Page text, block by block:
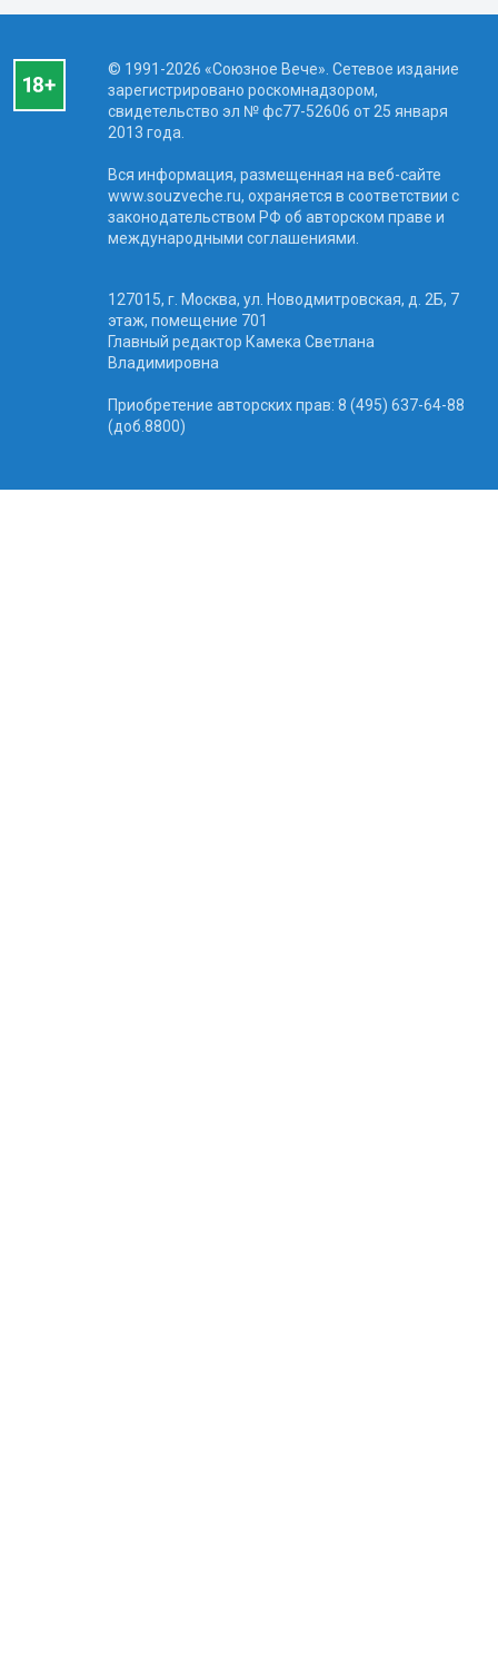
© 1991-2026 «Союзное Вече». Сетевое издание
зарегистрировано роскомнадзором,
свидетельство эл № фc77-52606 от 25 января
2013 года.
Вся информация, размещенная на веб-сайте
www.souzveche.ru, охраняется в соответствии с
законодательством РФ об авторском праве и
международными соглашениями.
127015, г. Москва, ул. Новодмитровская, д. 2Б, 7
этаж, помещение 701
Главный редактор Камека Светлана
Владимировна
Приобретение авторских прав: 8 (495) 637-64-88
(доб.8800)